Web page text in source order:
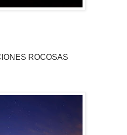
ROCOSAS